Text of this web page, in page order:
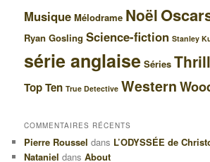
Musique Mélodrame Noël
Ryan Gosling Science-fiction Stanley
série anglaise Séries
Top Ten True Detective Western
COMMENTAIRES RÉCENTS
Pierre Roussel dans L’ODYSSÉE de
Nataniel dansAbout